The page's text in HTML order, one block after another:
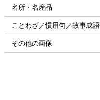
名所・名産品
ことわざ／慣用句／故事成語
その他の画像